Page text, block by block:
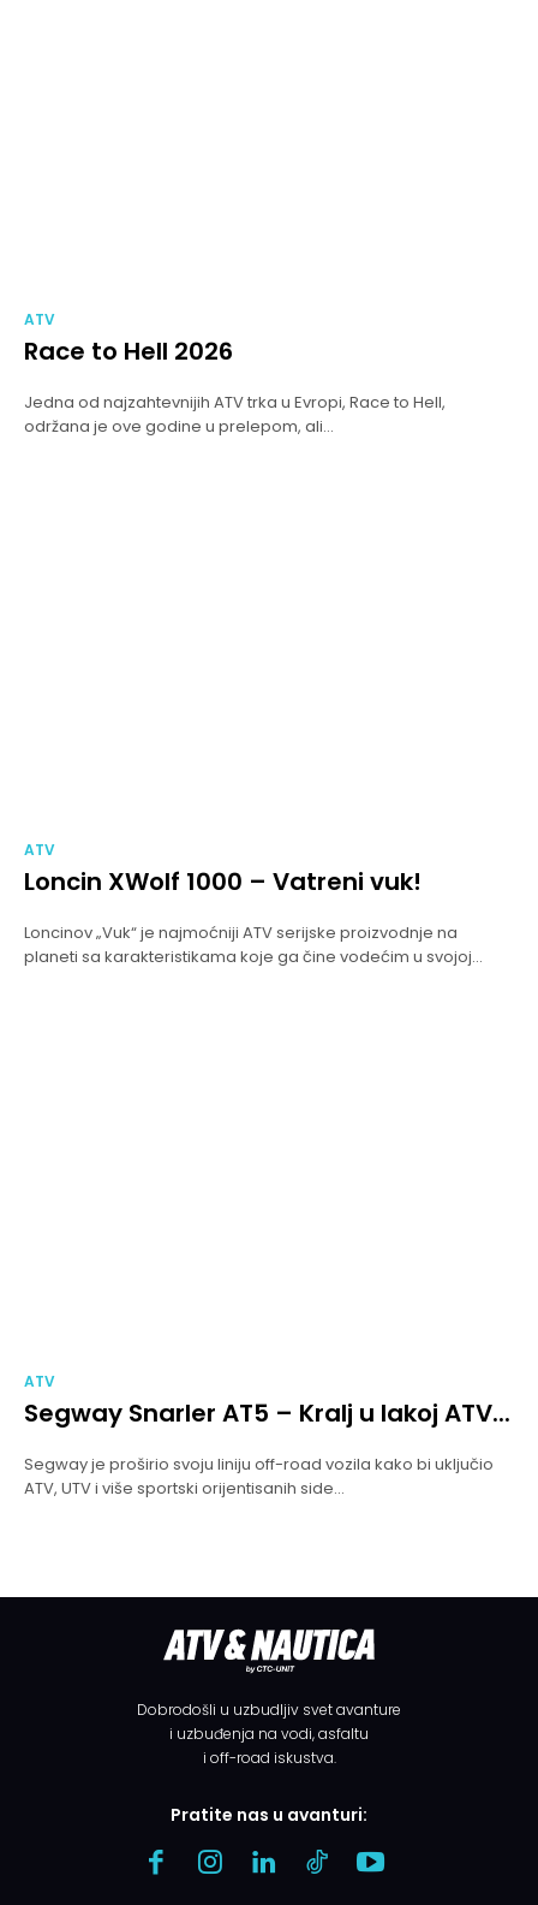
ATV
Race to Hell 2026
Jedna od najzahtevnijih ATV trka u Evropi, Race to Hell,
održana je ove godine u prelepom, ali...
ATV
Loncin XWolf 1000 – Vatreni vuk!
Loncinov „Vuk“ je najmoćniji ATV serijske proizvodnje na
planeti sa karakteristikama koje ga čine vodećim u svojoj...
ATV
Segway Snarler AT5 – Kralj u lakoj ATV...
Segway je proširio svoju liniju off-road vozila kako bi uključio
ATV, UTV i više sportski orijentisanih side...
Dobrodošli u uzbudljiv svet avanture
i uzbuđenja na vodi, asfaltu
i off-road iskustva.
Pratite nas u avanturi: